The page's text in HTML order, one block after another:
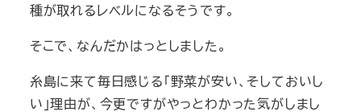
種が取れるレベルになるそうです。
そこで、なんだかはっとしました。
糸島に来て毎日感じる「野菜が安い、そしておいし
い」理由が、今更ですがやっとわかった気がしまし